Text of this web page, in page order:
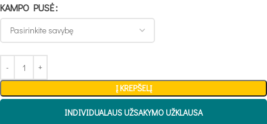
KAMPO PUSĖ
Į KREPŠELĮ
INDIVIDUALAUS UŽSAKYMO UŽKLAUSA